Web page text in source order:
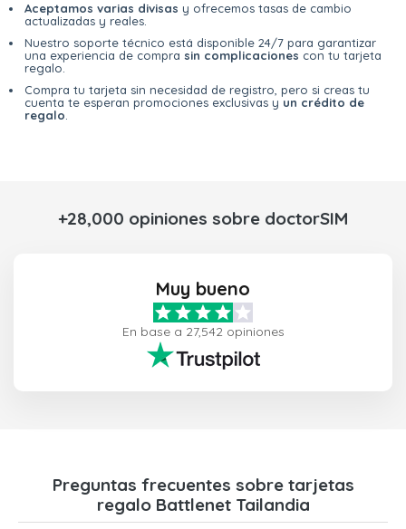
Aceptamos varias divisas y ofrecemos tasas de cambio
actualizadas y reales.
Nuestro soporte técnico está disponible 24/7 para garantizar
una experiencia de compra sin complicaciones con tu tarjeta
regalo.
Compra tu tarjeta sin necesidad de registro, pero si creas tu
cuenta te esperan promociones exclusivas y un crédito de
regalo
+28,000 opiniones sobre doctorSIM
Muy bueno
En base a 27,542 opiniones
Preguntas frecuentes sobre tarjetas
regalo Battlenet Tailandia